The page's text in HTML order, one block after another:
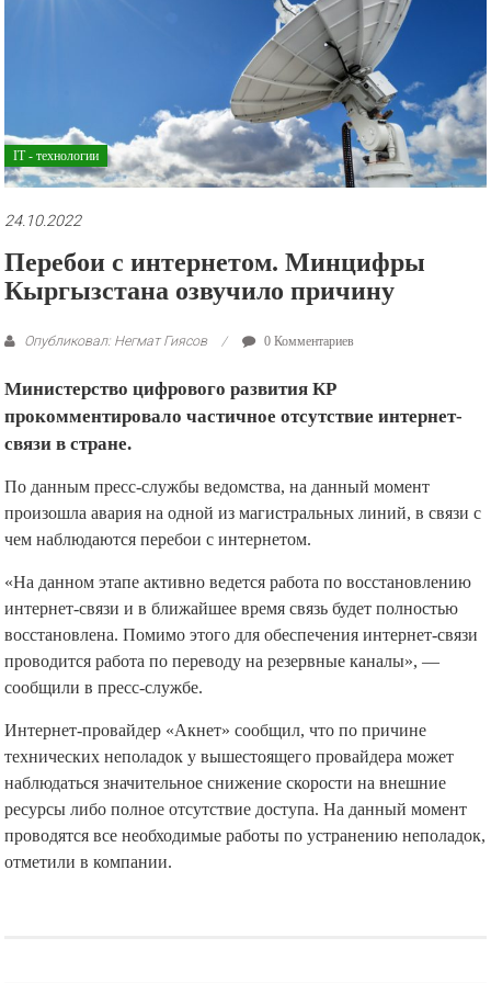
IT - технологии
24.10.2022
Перебои с интернетом. Минцифры
Кыргызстана озвучило причину
Опубликовал: Негмат Гиясов 0 Комментариев
Министерство цифрового развития КР
прокомментировало частичное отсутствие интернет-
связи в стране.
По данным пресс-службы ведомства, на данный момент
произошла авария на одной из магистральных линий, в связи с
чем наблюдаются перебои с интернетом.
«На данном этапе активно ведется работа по восстановлению
интернет-связи и в ближайшее время связь будет полностью
восстановлена. Помимо этого для обеспечения интернет-связи
проводится работа по переводу на резервные каналы», —
сообщили в пресс-службе.
Интернет-провайдер «Акнет» сообщил, что по причине
технических неполадок у вышестоящего провайдера может
наблюдаться значительное снижение скорости на внешние
ресурсы либо полное отсутствие доступа. На данный момент
проводятся все необходимые работы по устранению неполадок,
отметили в компании.